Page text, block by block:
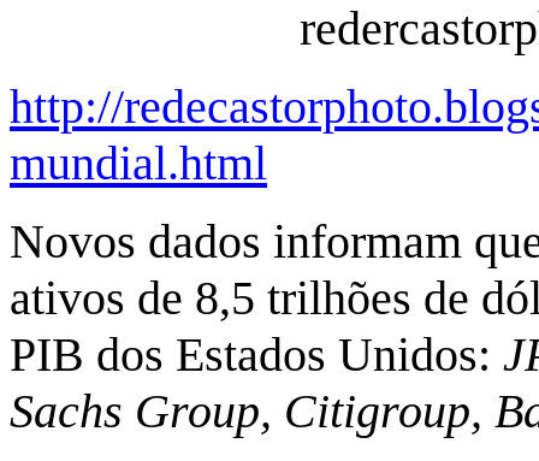
http://
mundial.html
Novos dados informam
ativos de 8,5 trilhões de
PIB dos Estados Unidos:
Sachs Group, Citigroup,